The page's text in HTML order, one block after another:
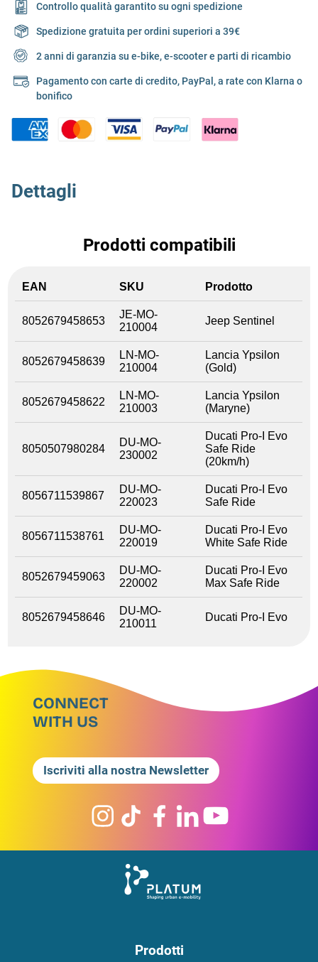
Controllo qualità garantito su ogni spedizione
Spedizione gratuita per ordini superiori a 39€
2 anni di garanzia su e-bike, e-scooter e parti di ricambio
Pagamento con carte di credito, PayPal, a rate con Klarna o
bonifico
Dettagli
Prodotti compatibili
EAN SKU Prodotto
8052679458653
JE-MO-
210004
Jeep Sentinel
8052679458639
LN-MO-
210004
Lancia Ypsilon
(Gold)
8052679458622
LN-MO-
210003
Lancia Ypsilon
(Maryne)
8050507980284
DU-MO-
230002
Ducati Pro-I Evo
Safe Ride
(20km/h)
8056711539867
DU-MO-
220023
Ducati Pro-I Evo
Safe Ride
8056711538761
DU-MO-
220019
Ducati Pro-I Evo
White Safe Ride
8052679459063
DU-MO-
220002
Ducati Pro-I Evo
Max Safe Ride
8052679458646
DU-MO-
210011
Ducati Pro-I Evo
CONNECT
WITH US
Iscriviti alla nostra Newsletter
Prodotti